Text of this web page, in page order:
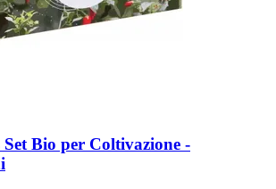
Set Bio per Coltivazione -​